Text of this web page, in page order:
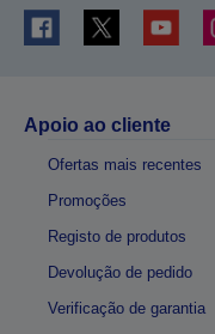
Apoio ao cliente
Ofertas mais recentes
Promoções
Registo de produtos
Devolução de pedido
Verificação de garantia